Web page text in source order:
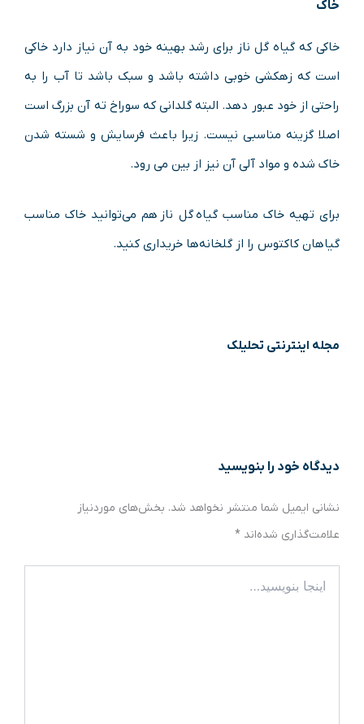
خاک
خاکی که گیاه گل ناز برای رشد بهینه خود به آن نیاز دارد خاکی
است که زهکشی خوبی داشته باشد و سبک باشد تا آب را به
راحتی از خود عبور دهد. البته گلدانی که سوراخ ته آن بزرگ است
اصلا گزینه مناسبی نیست. زیرا باعث فرسایش و شسته شدن
خاک شده و مواد آلی آن نیز از بین می رود.
برای تهیه خاک مناسب گیاه گل ناز هم می‌توانید خاک مناسب
گیاهان کاکتوس را از گلخانه‌ها خریداری کنید.
مجله اینترنتی تحلیلک
دیدگاه‌ خود را بنویسید
نشانی ایمیل شما منتشر نخواهد شد. بخش‌های موردنیاز
علامت‌گذاری شده‌اند *
بنویسید…